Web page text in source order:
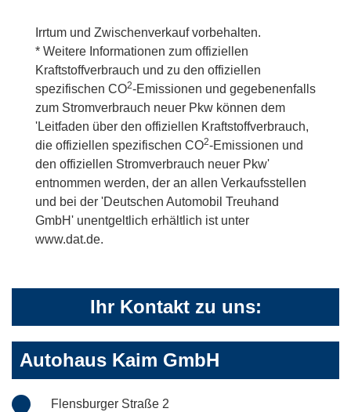
Irrtum und Zwischenverkauf vorbehalten.
* Weitere Informationen zum offiziellen
Kraftstoffverbrauch und zu den offiziellen
spezifischen CO2-Emissionen und gegebenenfalls
zum Stromverbrauch neuer Pkw können dem
'Leitfaden über den offiziellen Kraftstoffverbrauch,
die offiziellen spezifischen CO2-Emissionen und
den offiziellen Stromverbrauch neuer Pkw'
entnommen werden, der an allen Verkaufsstellen
und bei der 'Deutschen Automobil Treuhand
GmbH' unentgeltlich erhältlich ist unter
www.dat.de.
Ihr Kontakt zu uns:
Autohaus Kaim GmbH
Flensburger Straße 2